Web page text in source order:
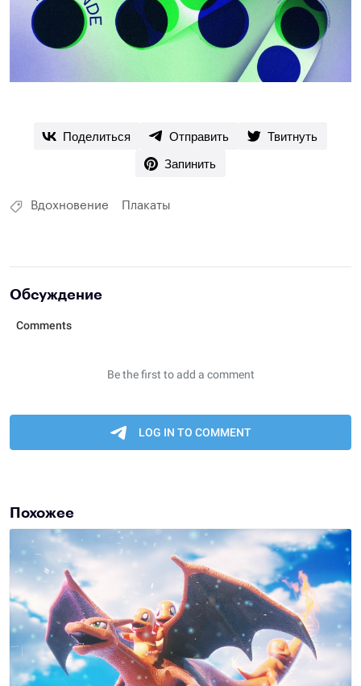
Поделиться Отправить
Твитнуть
Запинить
Вдохновение Плакаты
Обсуждение
Похожее